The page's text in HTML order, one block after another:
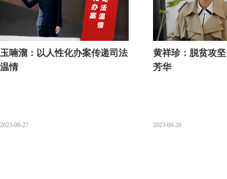
玉喃溜：以人性化办案传递司法
温情
2023-09-27
黄祥珍：脱贫攻
芳华
2023-09-20